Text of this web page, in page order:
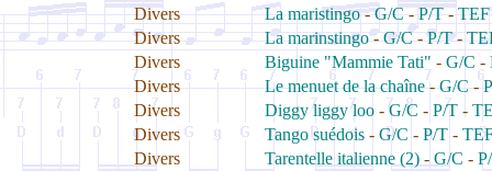
Divers
La maristingo-G/C-P/T-TEF
Divers
La marinstingo-G/C-P/T-
Divers
Biguine "Mammie Tati" - G/C -
Divers
Le menuet de la chaîne-G/C-
Divers
Diggy liggy loo -G/C - P/T -
Divers
Tango suédois - G/C - P/T -
Divers
Tarentelle italienne (2) - G/C -